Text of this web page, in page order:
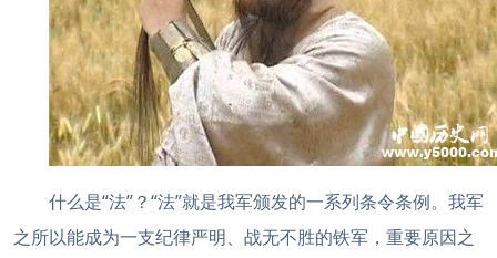
什么是“法”？“法”就是我军颁发的一系列条令条例。我军
之所以能成为一支纪律严明、战无不胜的铁军，重要原因之